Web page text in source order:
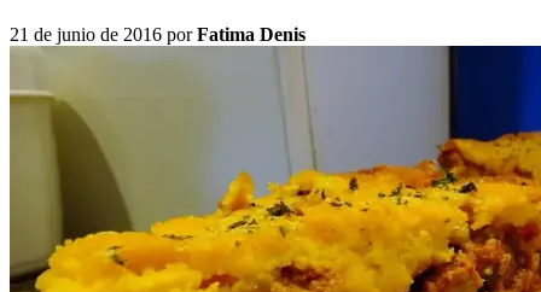
21 de junio de 2016 porFatima Denis